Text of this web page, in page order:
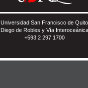
Universidad San Francisco de Quito
Diego de Robles y Vía Interoceánica
+593 2 297 1700